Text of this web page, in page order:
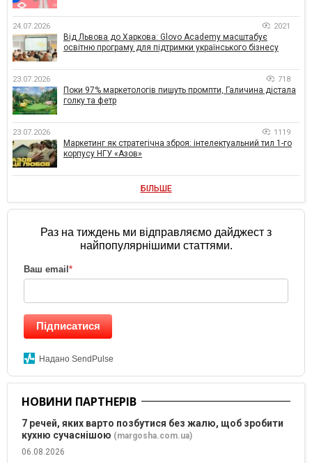
24.07.2026 2021
Від Львова до Харкова: Glovo Academy масштабує
освітню програму для підтримки українського бізнесу
23.07.2026 718
Поки 97% маркетологів пишуть промпти, Галичина дістала
голку та фетр
23.07.2026 1119
Маркетинг як стратегічна зброя: інтелектуальний тил 1-го
корпусу НГУ «Азов»
БІЛЬШЕ
Раз на тиждень ми відправляємо дайджест з
найпопулярнішими статтями.
Ваш email*
Підписатися
Надано SendPulse
НОВИНИ ПАРТНЕРІВ
7 речей, яких варто позбутися без жалю, щоб зробити
кухню сучаснішою (margosha.com.ua)
06.08.2026